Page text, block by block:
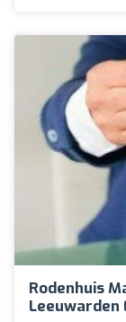
Rodenhuis
Leeuwarden